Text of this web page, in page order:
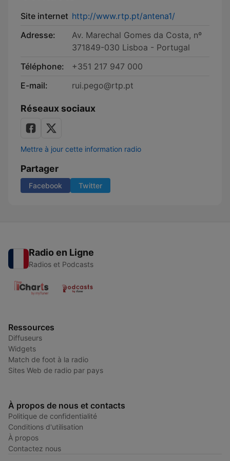
Site internet http://www.rtp.pt/antena1/
Adresse:
Av. Marechal Gomes da Costa, nº
371849-030 Lisboa - Portugal
Téléphone:
+351 217 947 000
E-mail:
rui.pego@rtp.pt
Réseaux sociaux
Mettre à jour cette information radio
Partager
Facebook Twitter
Radio en Ligne
Radios et Podcasts
Ressources
Diffuseurs
Widgets
Match de foot à la radio
Sites Web de radio par pays
À propos de nous et contacts
Politique de confidentialité
Conditions d'utilisation
À propos
Contactez nous